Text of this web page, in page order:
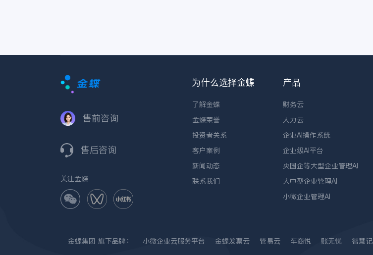
售前咨询
售后咨询
关注金蝶
为什么选择金蝶
了解金蝶
金蝶荣誉
投资者关系
客户案例
新闻动态
联系我们
产品
财务云
人力云
企业AI操作系统
企业级AI平台
央国企等大型企业管理AI
大中型企业管理AI
小微企业管理AI
金蝶集团 旗下品牌： 小微企业云服务平台 金蝶发票云 管易云 车商悦 账无忧 智慧记